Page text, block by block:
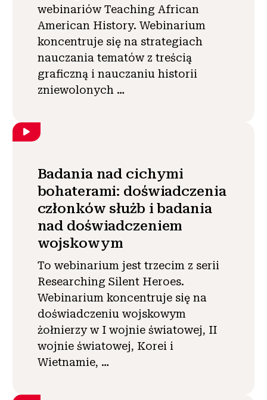
webinariów Teaching African
American History. Webinarium
koncentruje się na strategiach
nauczania tematów z treścią
graficzną i nauczaniu historii
zniewolonych …
Badania nad cichymi
bohaterami: doświadczenia
członków służb i badania
nad doświadczeniem
wojskowym
To webinarium jest trzecim z serii
Researching Silent Heroes.
Webinarium koncentruje się na
doświadczeniu wojskowym
żołnierzy w I wojnie światowej, II
wojnie światowej, Korei i
Wietnamie, …